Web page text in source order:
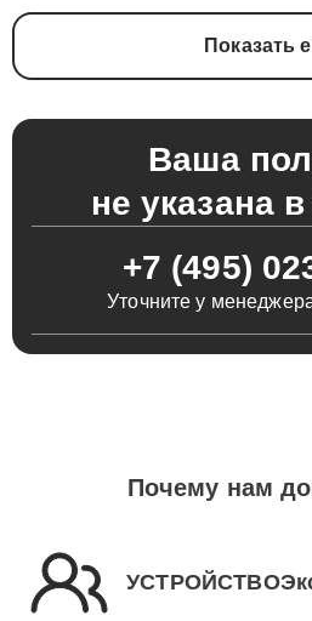
Показать
Ваша
не указана
+7 (495)
Уточните у
Почему нам